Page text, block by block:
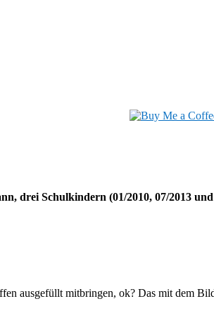
drei Schulkindern (01/2010, 07/2013
ausgefüllt mitbringen, ok? Das mit dem